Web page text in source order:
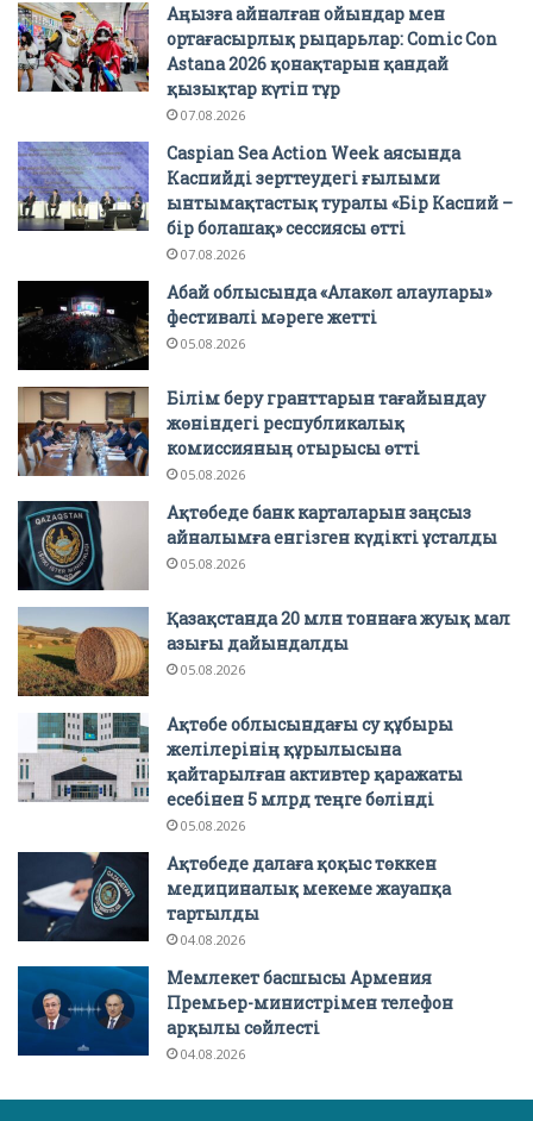
Аңызға айналған ойындар мен
ортағасырлық рыцарьлар: Comic Con
Astana 2026 қонақтарын қандай
қызықтар күтіп тұр
07.08.2026
Caspian Sea Action Week аясында
Каспийді зерттеудегі ғылыми
ынтымақтастық туралы «Бір Каспий –
бір болашақ» сессиясы өтті
07.08.2026
Абай облысында «Алакөл алаулары»
фестивалі мәреге жетті
05.08.2026
Білім беру гранттарын тағайындау
жөніндегі республикалық
комиссияның отырысы өтті
05.08.2026
Ақтөбеде банк карталарын заңсыз
айналымға енгізген күдікті ұсталды
05.08.2026
Қазақстанда 20 млн тоннаға жуық мал
азығы дайындалды
05.08.2026
Ақтөбе облысындағы су құбыры
желілерінің құрылысына
қайтарылған активтер қаражаты
есебінен 5 млрд теңге бөлінді
05.08.2026
Ақтөбеде далаға қоқыс төккен
медициналық мекеме жауапқа
тартылды
04.08.2026
Мемлекет басшысы Армения
Премьер-министрімен телефон
арқылы сөйлесті
04.08.2026